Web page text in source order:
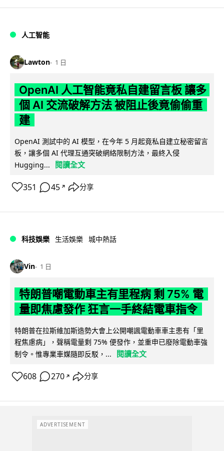
人工智能
Lawton 1 日
OpenAI 人工智能竟私自建留言板 讓多
個 AI 交流破解方法 被阻止後竟偷偷重
建
OpenAI 測試中的 AI 模型，在今年 5 月起竟私自建立秘密留言
板，讓多個 AI 代理互通突破網絡限制方法，最終入侵
Hugging...
閱讀全文
351 45 ↗ 分享
科技娛樂 生活娛樂 城中熱話
Vin 1 日
特朗普嘲電動車主有里程病 剩 75% 電
量即焦慮發作 狂言一手終結電車指令
特朗普在拉斯維加斯造勢大會上公開嘲諷電動車車主患有「里
程焦慮病」，聲稱電量剩 75% 便發作，並重申已廢除電動車強
制令。惟專業車媒隨即反駁，...
閱讀全文
608 270 ↗ 分享
ADVERTISEMENT